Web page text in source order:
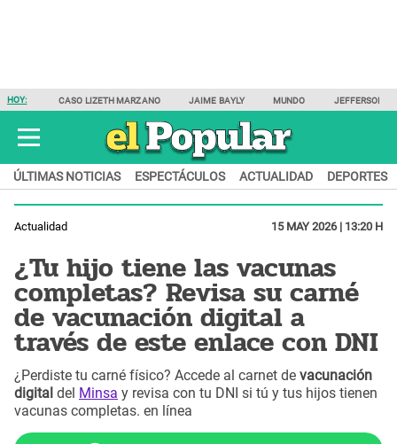
HOY: CASO LIZETH MARZANO JAIME BAYLY MUNDO JEFFERSON
ÚLTIMAS NOTICIAS ESPECTÁCULOS ACTUALIDAD DEPORTES
Actualidad 15 MAY 2026 | 13:20 H
¿Tu hijo tiene las vacunas
completas? Revisa su carné
de vacunación digital a
través de este enlace con DNI
¿Perdiste tu carné físico? Accede al carnet de vacunación
digital del Minsa y revisa con tu DNI si tú y tus hijos tienen
vacunas completas. en línea